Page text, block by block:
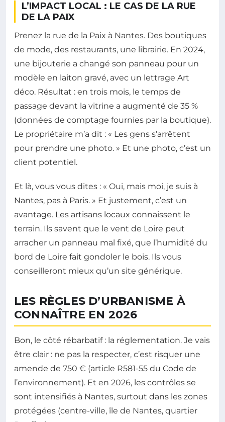
L’IMPACT LOCAL : LE CAS DE LA RUE
DE LA PAIX
Prenez la rue de la Paix à Nantes. Des boutiques
de mode, des restaurants, une librairie. En 2024,
une bijouterie a changé son panneau pour un
modèle en laiton gravé, avec un lettrage Art
déco. Résultat : en trois mois, le temps de
passage devant la vitrine a augmenté de 35 %
(données de comptage fournies par la boutique).
Le propriétaire m’a dit : « Les gens s’arrêtent
pour prendre une photo. » Et une photo, c’est un
client potentiel.
Et là, vous vous dites : « Oui, mais moi, je suis à
Nantes, pas à Paris. » Et justement, c’est un
avantage. Les artisans locaux connaissent le
terrain. Ils savent que le vent de Loire peut
arracher un panneau mal fixé, que l’humidité du
bord de Loire fait gondoler le bois. Ils vous
conseilleront mieux qu’un site générique.
LES RÈGLES D’URBANISME À
CONNAÎTRE EN 2026
Bon, le côté rébarbatif : la réglementation. Je vais
être clair : ne pas la respecter, c’est risquer une
amende de 750 € (article R581-55 du Code de
l’environnement). Et en 2026, les contrôles se
sont intensifiés à Nantes, surtout dans les zones
protégées (centre-ville, île de Nantes, quartier